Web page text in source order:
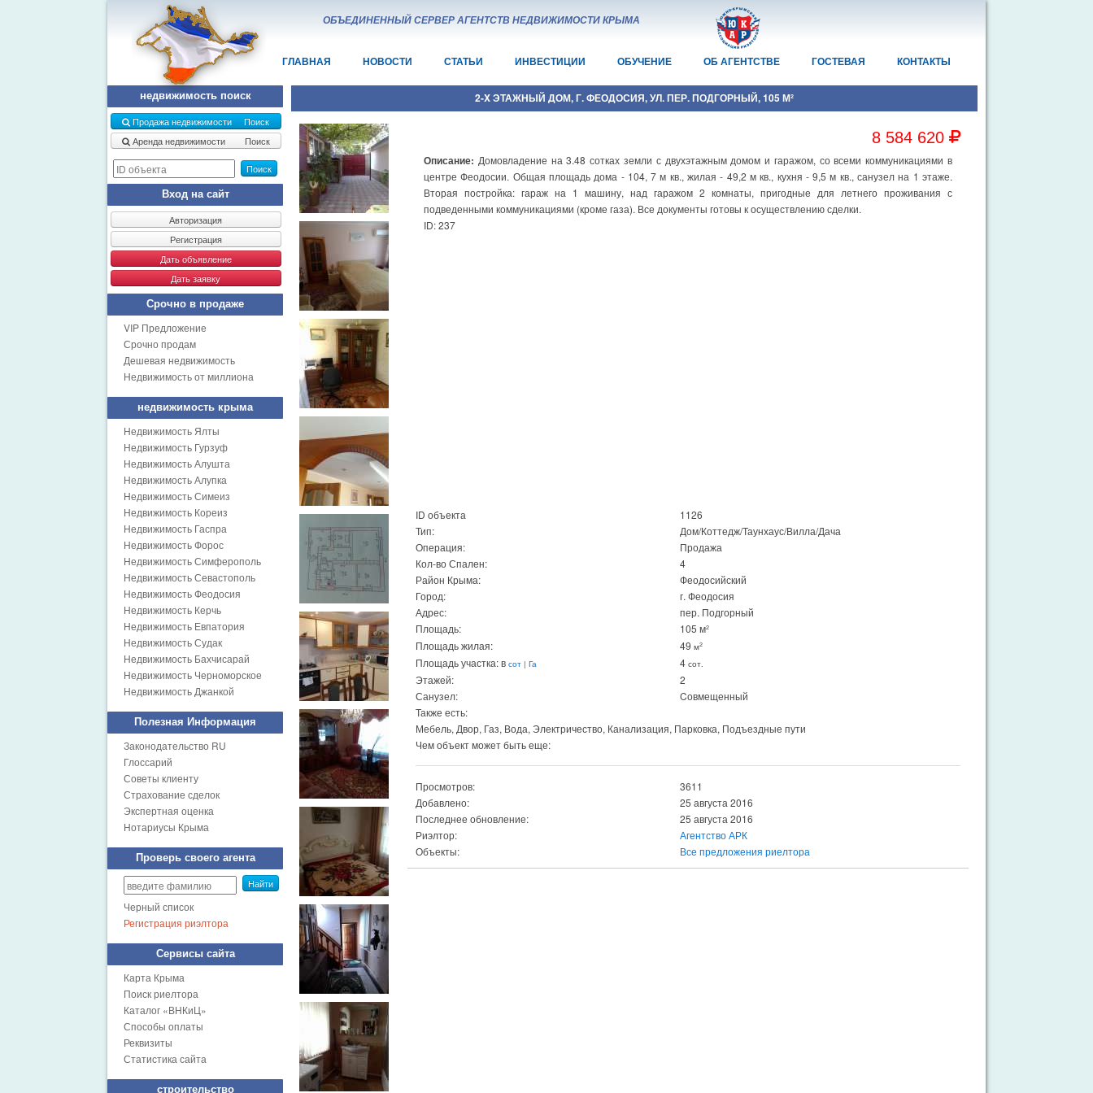
ОБЪЕДИНЕННЫЙ СЕРВЕР АГЕНТСТВ НЕДВИЖИМОСТИ КРЫМА
ГЛАВНАЯ НОВОСТИ СТАТЬИ ИНВЕСТИЦИИ ОБУЧЕНИЕ ОБ АГЕНТСТВЕ ГОСТЕВАЯ КОНТАКТЫ
недвижимость поиск
Продажа недвижимости Поиск
Аренда недвижимости Поиск
Поиск
Вход на сайт
Авторизация
Регистрация
Дать объявление
Дать заявку
Срочно в продаже
VIP Предложение
Срочно продам
Дешевая недвижимость
Недвижимость от миллиона
недвижимость крыма
Недвижимость Ялты
Недвижимость Гурзуф
Недвижимость Алушта
Недвижимость Алупка
Недвижимость Симеиз
Недвижимость Кореиз
Недвижимость Гаспра
Недвижимость Форос
Недвижимость Симферополь
Недвижимость Севастополь
Недвижимость Феодосия
Недвижимость Керчь
Недвижимость Евпатория
Недвижимость Судак
Недвижимость Бахчисарай
Недвижимость Черноморское
Недвижимость Джанкой
Полезная Информация
Законодательство RU
Глоссарий
Советы клиенту
Страхование сделок
Экспертная оценка
Нотариусы Крыма
Проверь своего агента
Найти
Черный список
Регистрация риэлтора
Сервисы сайта
Карта Крыма
Поиск риелтора
Каталог «ВНКиЦ»
Способы оплаты
Реквизиты
Статистика сайта
строительство
2-X ЭТАЖНЫЙ ДОМ, Г. ФЕОДОСИЯ, УЛ. ПЕР. ПОДГОРНЫЙ, 105 М²
8 584 620
Описание: Домовладение на 3.48 сотках земли с двухэтажным домом и гаражом, со всеми коммуникациями в
центре Феодосии. Общая площадь дома - 104, 7 м кв., жилая - 49,2 м кв., кухня - 9,5 м кв., санузел на 1 этаже.
Вторая постройка: гараж на 1 машину, над гаражом 2 комнаты, пригодные для летнего проживания с
подведенными коммуникациями (кроме газа). Все документы готовы к осуществлению сделки.
ID: 237
ID объекта
1126
Тип:
Дом/Коттедж/Таунхаус/Вилла/Дача
Операция:
Продажа
Кол-во Спален:
4
Район Крыма:
Феодосийский
Город:
г. Феодосия
Адрес:
пер. Подгорный
Площадь:
105 м2
Площадь жилая: 49 м2
Площадь участка: в сот | Га 4сот.
Этажей:
2
Санузел:
Cовмещенный
Также есть:
Мебель Двор Газ Вода Электричество Канализация Парковка Подъездные пути
Чем объект может быть еще:
Просмотров:
3611
Добавлено:
25 августа 2016
Последнее обновление:
25 августа 2016
Риэлтор:
Агентство АРК
Объекты:
Все предложения риелтора